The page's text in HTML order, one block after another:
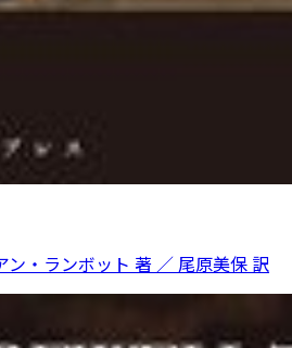
ン・ランボット 著 ／ 尾原美保 訳